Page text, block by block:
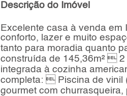
Descrição do Imóvel
Excelente casa à venda em
conforto, lazer e muito
tanto para moradia quanto
construída de 145,36m² 
integrada à cozinha
completa:  Piscina de
gourmet com